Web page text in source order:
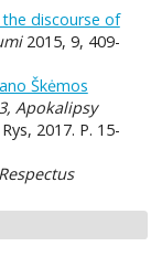
discourse of
2015, 9, 409-
Škėmos
Apokalipsy
2017. P. 15-
Respectus